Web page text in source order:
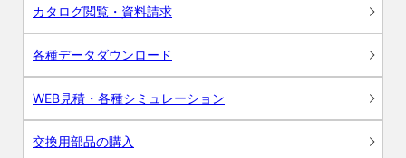
カタログ閲覧・資料請求
各種データダウンロード
WEB見積・各種シミュレーション
交換用部品の購入